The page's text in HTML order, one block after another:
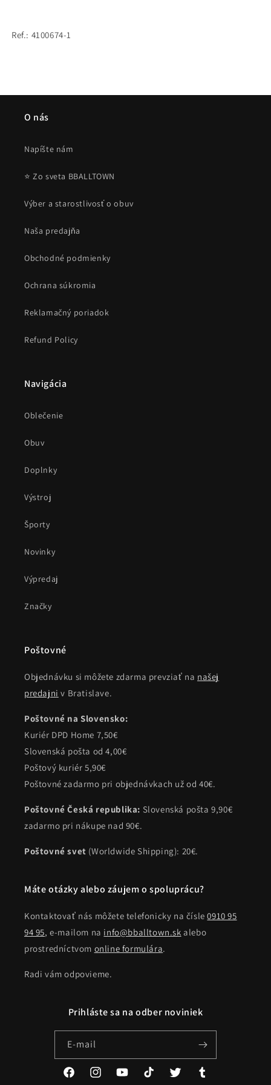
blue
Ref.: 4100674-1
O nás
Napíšte nám
⭐ Zo sveta BBALLTOWN
Výber a starostlivosť o obuv
Naša predajňa
Obchodné podmienky
Ochrana súkromia
Reklamačný poriadok
Refund Policy
Navigácia
Oblečenie
Obuv
Doplnky
Výstroj
Športy
Novinky
Výpredaj
Značky
Poštovné
Objednávku si môžete zdarma prevziať na našej
predajni v Bratislave.
Poštovné na Slovensko:
Kuriér DPD Home 7,50€
Slovenská pošta od 4,00€
Poštový kuriér 5,90€
Poštovné zadarmo pri objednávkach už od 40€.
Poštovné Česká republika: Slovenská pošta 9,90€
zadarmo pri nákupe nad 90€.
Poštovné svet (Worldwide Shipping): 20€.
Máte otázky alebo záujem o spoluprácu?
Kontaktovať nás môžete telefonicky na čísle0910 95
94 95, e-mailom na info@bballtown.sk alebo
prostredníctvom online formulára.
Radi vám odpovieme.
Prihláste sa na odber noviniek
E-mail
FacebookInstagramYouTubeTikTok Twitter Tumblr